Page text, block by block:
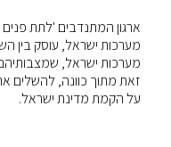
ארגון המתנדבים 'לתת
מערכות ישראל, עוסק בין
מערכות ישראל, שמצבותיהם
זאת מתוך כוונה, להשלים
על הקמת מדינת ישראל.